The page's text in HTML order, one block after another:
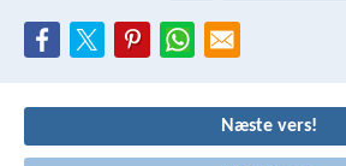
Næste vers!